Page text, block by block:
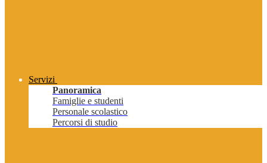
Servizi
Panoramica
Famiglie e studenti
Personale scolastico
Percorsi di studio